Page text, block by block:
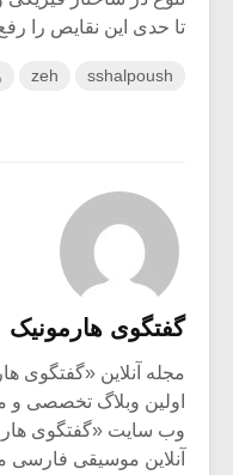
تا حدی این نقایص را
sshalpoush
zeh
گفتگوی هارمونیک
اولین وبلاگ تخصصی و
وب سایت «گفتگوی
آنلاین موسیقی